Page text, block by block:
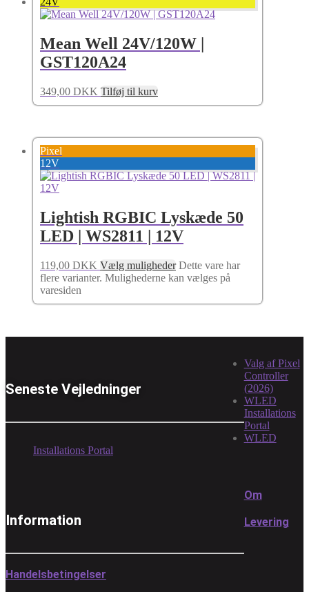
Mean Well 24V/120W |
GST120A24
349,00 DKK Tilføj til kurv
Pixel
12V
Lightish RGBIC Lyskæde 50
LED | WS2811 | 12V
119,00 DKK Vælg muligheder Dette vare har
flere varianter. Mulighederne kan vælges på
varesiden
Seneste Vejledninger
Valg af Pixel
Controller
(2026)
WLED
Installations
Portal
WLED
Installations Portal
Information
Om
Levering
Handelsbetingelser